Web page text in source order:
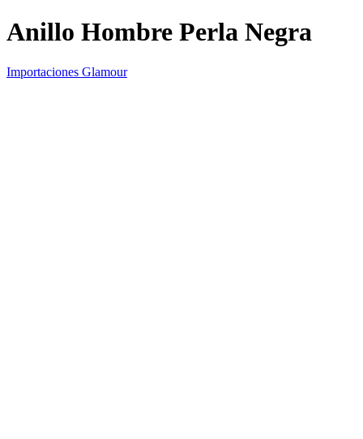
Anillo Hombre Perla Negra
Importaciones Glamour